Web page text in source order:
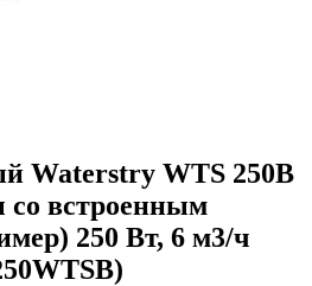
Waterstry WTS 250B
со встроенным
250 Вт, 6 м3/ч